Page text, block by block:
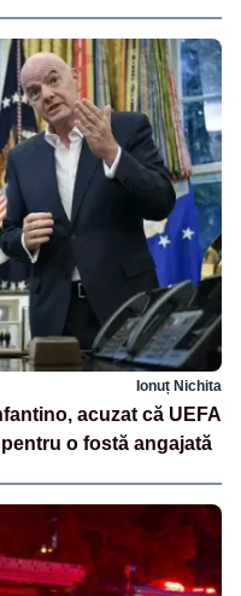
Ionuț Nichita
acuzat că UEFA
o fostă angajată